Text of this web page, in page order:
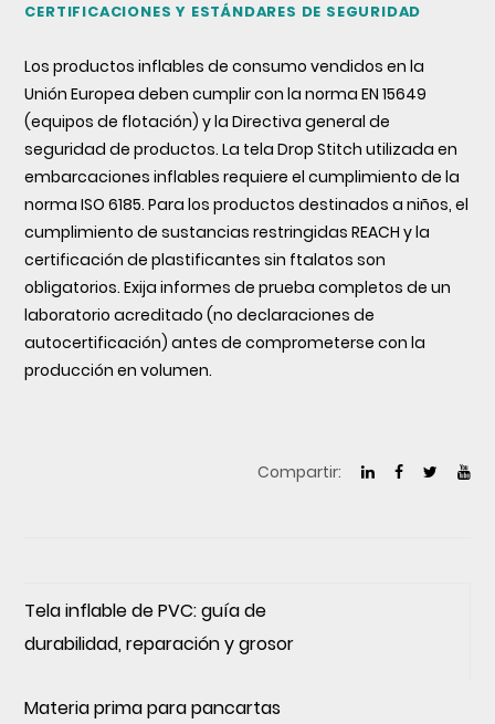
CERTIFICACIONES Y ESTÁNDARES DE SEGURIDAD
Los productos inflables de consumo vendidos en la
Unión Europea deben cumplir con la norma EN 15649
(equipos de flotación) y la Directiva general de
seguridad de productos. La tela Drop Stitch utilizada en
embarcaciones inflables requiere el cumplimiento de la
norma ISO 6185. Para los productos destinados a niños, el
cumplimiento de sustancias restringidas REACH y la
certificación de plastificantes sin ftalatos son
obligatorios. Exija informes de prueba completos de un
laboratorio acreditado (no declaraciones de
autocertificación) antes de comprometerse con la
producción en volumen.
Compartir:
Tela inflable de PVC: guía de
durabilidad, reparación y grosor
Materia prima para pancartas